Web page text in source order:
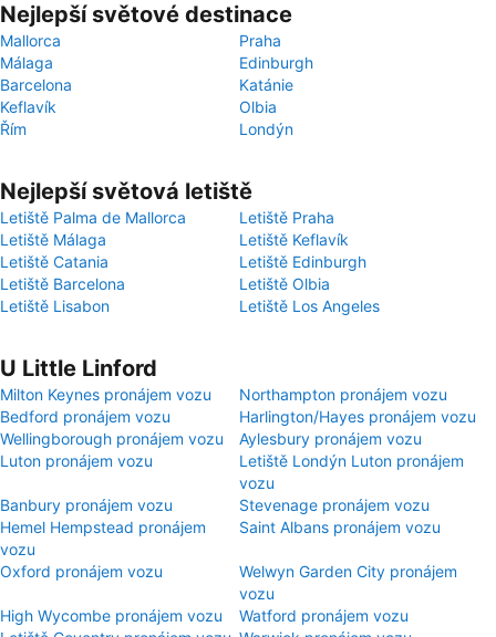
Nejlepší světové destinace
Mallorca
Praha
Málaga
Edinburgh
Barcelona
Katánie
Keflavík
Olbia
Řím
Londýn
Nejlepší světová letiště
Letiště Palma de Mallorca
Letiště Praha
Letiště Málaga
Letiště Keflavík
Letiště Catania
Letiště Edinburgh
Letiště Barcelona
Letiště Olbia
Letiště Lisabon
Letiště Los Angeles
U Little Linford
Milton Keynes pronájem vozu
Northampton pronájem vozu
Bedford pronájem vozu
Harlington/Hayes pronájem vozu
Wellingborough pronájem vozu
Aylesbury pronájem vozu
Luton pronájem vozu
Letiště Londýn Luton pronájem
vozu
Banbury pronájem vozu
Stevenage pronájem vozu
Hemel Hempstead pronájem
vozu
Saint Albans pronájem vozu
Oxford pronájem vozu
Welwyn Garden City pronájem
vozu
High Wycombe pronájem vozu
Watford pronájem vozu